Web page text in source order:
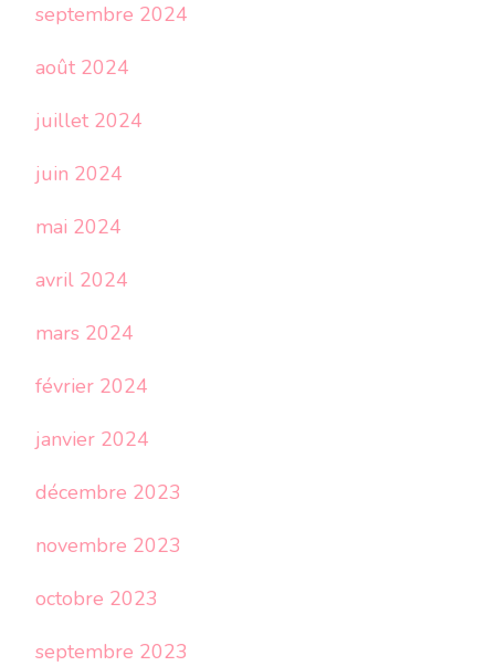
septembre 2024
août 2024
juillet 2024
juin 2024
mai 2024
avril 2024
mars 2024
février 2024
janvier 2024
décembre 2023
novembre 2023
octobre 2023
septembre 2023